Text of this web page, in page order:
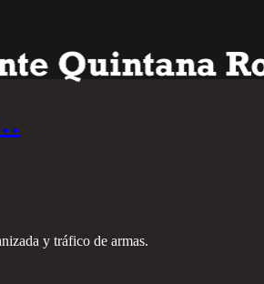
y tráfico de armas.